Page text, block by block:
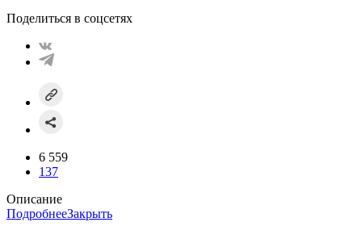
Поделиться в соцсетях
6 559
137
Описание
ПодробнееЗакрыть